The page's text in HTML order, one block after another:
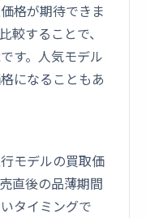
格が期待できま
較することで、
す。人気モデル
になることもあ
モデルの買取価
直後の品薄期間
タイミングで